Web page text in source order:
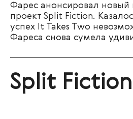
Фарес анонсировал новый
проект Split Fiction.
успех It Takes Two
Фареса снова сумела
Split Fiction